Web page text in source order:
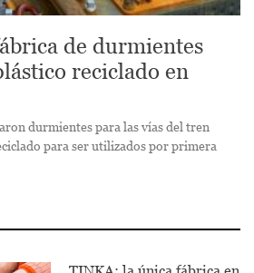
de durmientes
reciclado en
durmientes para las vías del tren
para ser utilizados por primera